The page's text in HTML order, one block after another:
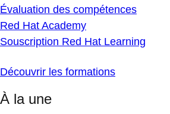
Évaluation des compétences
Red Hat Academy
Souscription Red Hat Learning
Découvrir les formations
À la une